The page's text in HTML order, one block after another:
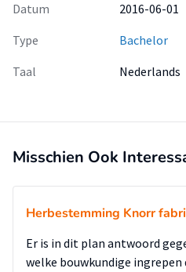
Datum
2016-06-01
Type
Bachelor
Taal
Nederlands
Misschien Ook
Herbestemming Knorr
Er is in dit plan antwoord
welke bouwkundige